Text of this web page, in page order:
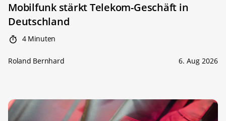
Mobilfunk stärkt Telekom-Geschäft in
Deutschland
4 Minuten
Roland Bernhard 6. Aug 2026